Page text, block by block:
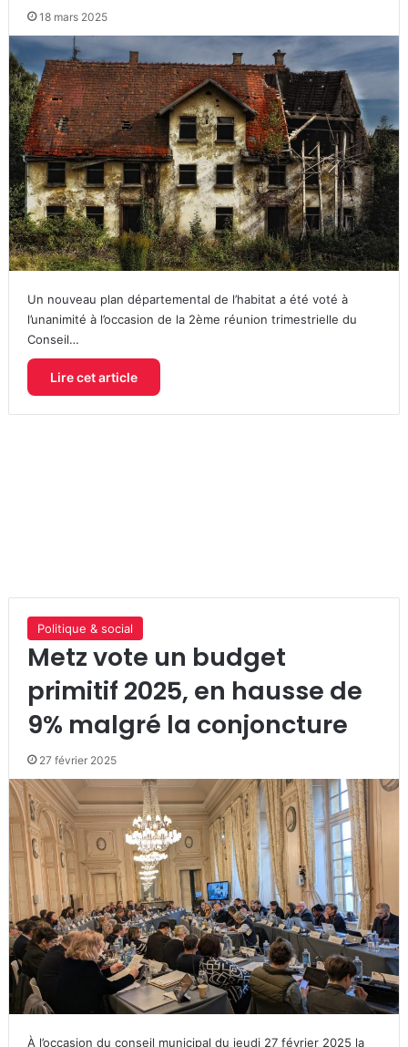
18 mars 2025
Un nouveau plan départemental de l’habitat a été voté à
l’unanimité à l’occasion de la 2ème réunion trimestrielle du
Conseil…
Lire cet article
Politique & social
Metz vote un budget
primitif 2025, en hausse de
9% malgré la conjoncture
27 février 2025
À l’occasion du conseil municipal du jeudi 27 février 2025 la